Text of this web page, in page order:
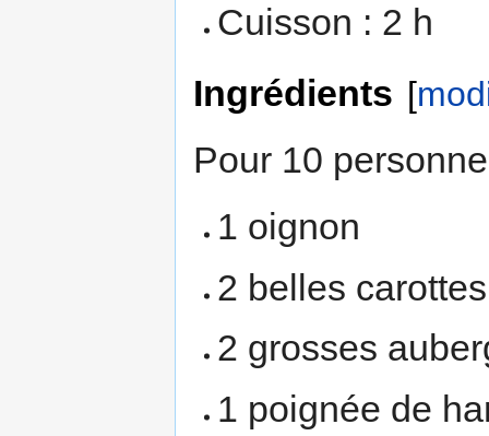
Cuisson : 2 h
Ingrédients [
Pour 10
1 oignon
2 belles carottes
2 grosses
1 poignée de